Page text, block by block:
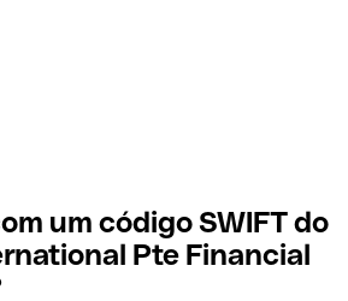
um código SWIFT do
Pte Financial